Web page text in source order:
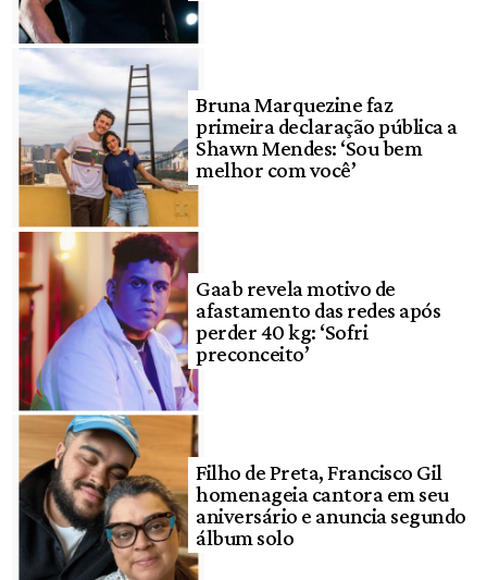
Bruna Marquezine faz
primeira declaração pública a
Shawn Mendes: ‘Sou bem
melhor com você’
Gaab revela motivo de
afastamento das redes após
perder 40 kg: ‘Sofri
preconceito’
Filho de Preta, Francisco Gil
homenageia cantora em seu
aniversário e anuncia segundo
álbum solo